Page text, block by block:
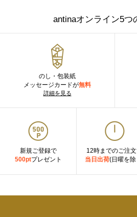
antinaオンライン5つ
のし・包装紙
メッセージカードが無料
詳細を見る
新規ご登録で
500ptプレゼント
12時までのご注
当日出荷(日曜を